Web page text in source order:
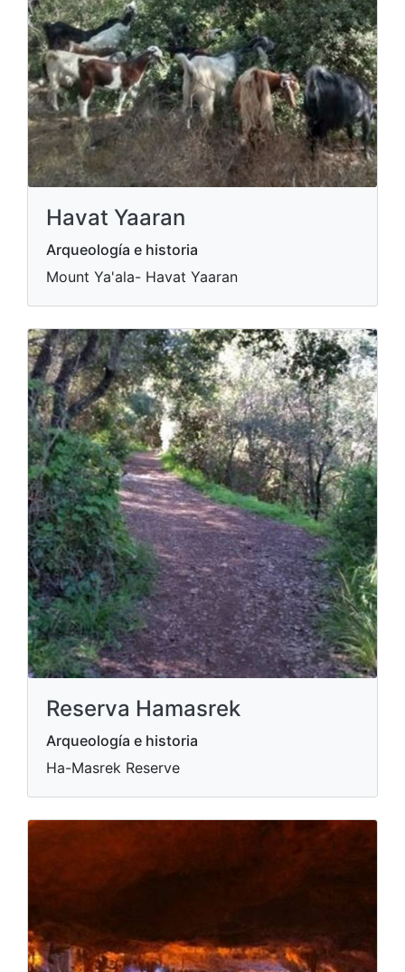
Havat Yaaran
Arqueología e historia
Mount Ya'ala- Havat Yaaran
Reserva Hamasrek
Arqueología e historia
Ha-Masrek Reserve